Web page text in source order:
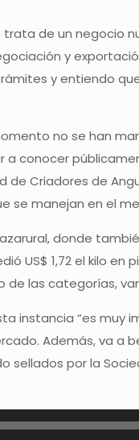
trata de un negocio
y
y entiendo
no se han
a conocer
de Criadores de
se manejan en el
donde
US$ 1,72 el kilo en
de las categorías,
instancia “es muy
Además, va a
sellados por la